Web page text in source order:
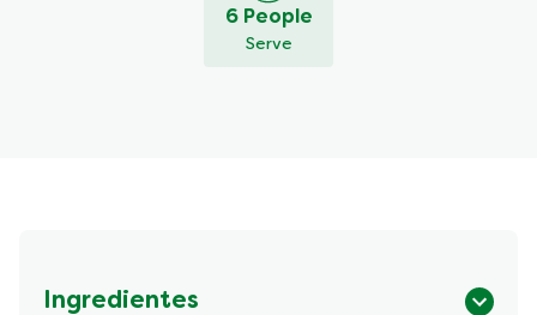
6 People
Serve
Ingredientes